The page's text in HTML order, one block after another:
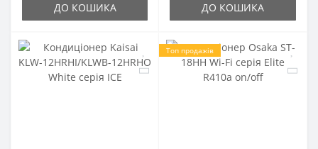
ДО КОШИКА ДО КОШИКА
Топ продажів